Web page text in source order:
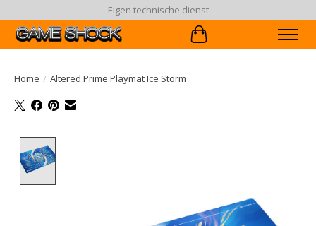
Eigen technische dienst
Winkelwagen
Home / Altered Prime Playmat Ice Storm